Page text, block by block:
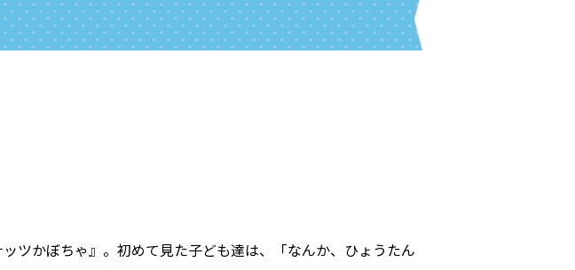
ツかぼちゃ』。初めて見た子ども達は、「なんか、ひょうたん